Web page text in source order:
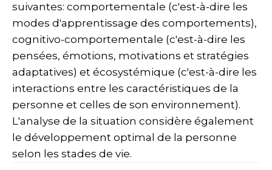
suivantes: comportementale (c'est-à-dire les
modes d'apprentissage des comportements),
cognitivo-comportementale (c'est-à-dire les
pensées, émotions, motivations et stratégies
adaptatives) et écosystémique (c'est-à-dire les
interactions entre les caractéristiques de la
personne et celles de son environnement).
L'analyse de la situation considère également
le développement optimal de la personne
selon les stades de vie.